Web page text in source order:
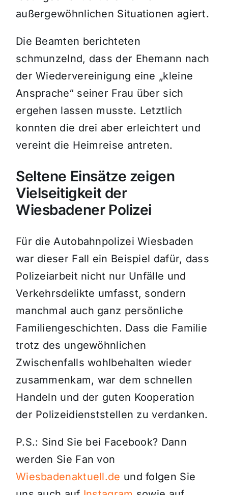
außergewöhnlichen Situationen agiert.
Die Beamten berichteten
schmunzelnd, dass der Ehemann nach
der Wiedervereinigung eine „kleine
Ansprache“ seiner Frau über sich
ergehen lassen musste. Letztlich
konnten die drei aber erleichtert und
vereint die Heimreise antreten.
Seltene Einsätze zeigen
Vielseitigkeit der
Wiesbadener Polizei
Für die Autobahnpolizei Wiesbaden
war dieser Fall ein Beispiel dafür, dass
Polizeiarbeit nicht nur Unfälle und
Verkehrsdelikte umfasst, sondern
manchmal auch ganz persönliche
Familiengeschichten. Dass die Familie
trotz des ungewöhnlichen
Zwischenfalls wohlbehalten wieder
zusammenkam, war dem schnellen
Handeln und der guten Kooperation
der Polizeidienststellen zu verdanken.
P.S.: Sind Sie bei Facebook? Dann
werden Sie Fan von
Wiesbadenaktuell.de und folgen Sie